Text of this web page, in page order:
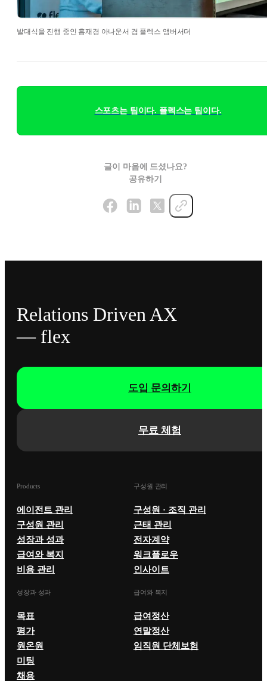
발대식을 진행 중인 홍재경 아나운서 겸 플렉스 앰버서더
스포츠는 팀이다. 플렉스는 팀이다.
글이 마음에 드셨나요?
공유하기
Relations Driven AX
— flex
무료 체험
도입 문의하기
Products
에이전트 관리
구성원 관리
성장과 성과
급여와 복지
비용 관리
구성원 관리
구성원 · 조직 관리
근태 관리
전자계약
워크플로우
인사이트
성장과 성과
목표
평가
원온원
미팅
채용
급여와 복지
급여정산
연말정산
임직원 단체보험